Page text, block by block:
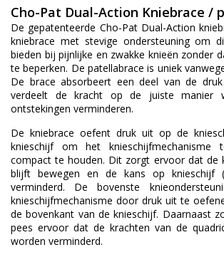
Cho-Pat Dual-Action Kniebrace /
De gepatenteerde Cho-Pat Dual-Action
kniebrace met stevige ondersteuning om
bieden bij pijnlijke en zwakke knieën zonder
te beperken. De patellabrace is uniek
De brace absorbeert een deel van de
verdeelt de kracht op de juiste manier
ontstekingen verminderen.
De kniebrace oefent druk uit op de
knieschijf om het knieschijfmechanisme
compact te houden. Dit zorgt ervoor dat de
blijft bewegen en de kans op knieschijf
verminderd. De bovenste
knieschijfmechanisme door druk uit te
de bovenkant van de knieschijf. Daarnaast
pees ervoor dat de krachten van de
worden verminderd.